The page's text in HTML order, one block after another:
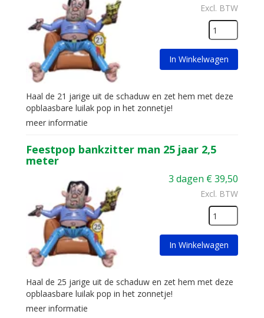
Excl. BTW
In Winkelwagen
Haal de 21 jarige uit de schaduw en zet hem met deze
opblaasbare luilak pop in het zonnetje!
meer informatie
Feestpop bankzitter man 25 jaar 2,5
meter
3 dagen €39,50
Excl. BTW
In Winkelwagen
Haal de 25 jarige uit de schaduw en zet hem met deze
opblaasbare luilak pop in het zonnetje!
meer informatie